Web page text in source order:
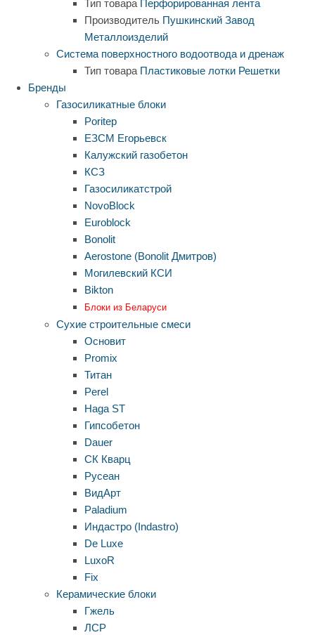
Тип товара Перфорированная лента
Производитель Пушкинский Завод
Металлоизделий
Система поверхностного водоотвода и дренаж
Тип товара Пластиковые лотки Решетки
Бренды
Газосиликатные блоки
Poritep
ЕЗСМ Егорьевск
Калужский газобетон
КСЗ
Газосиликатстрой
NovoBlock
Euroblock
Bonolit
Aerostone (Bonolit Дмитров)
Могилевский КСИ
Bikton
Блоки из Беларуси
Сухие строительные смеси
Основит
Promix
Титан
Perel
Haga ST
Гипсобетон
Dauer
СК Кварц
Русеан
ВидАрт
Paladium
Индастро (Indastro)
De Luxe
LuxoR
Fix
Керамические блоки
Гжель
ЛСР